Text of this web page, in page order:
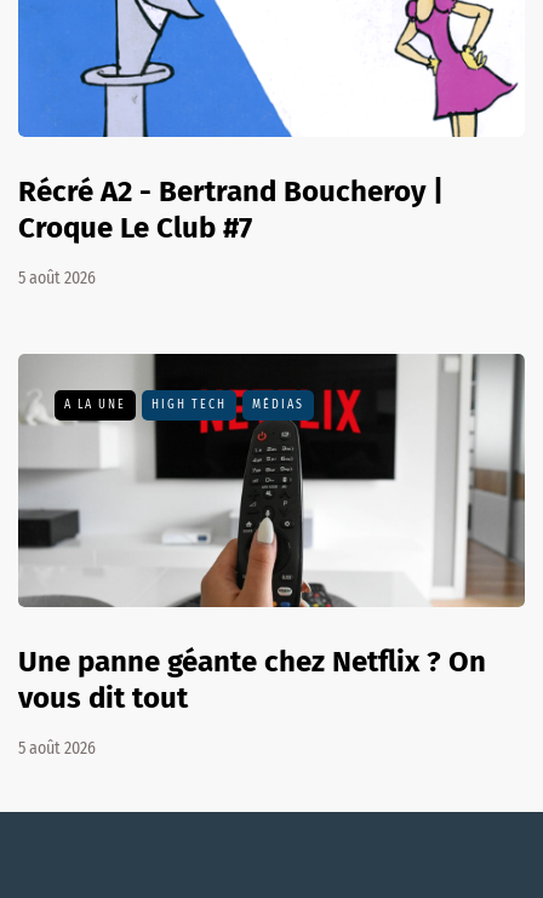
Récré A2 - Bertrand Boucheroy |
Croque Le Club #7
5 août 2026
A LA UNE HIGH TECH MÉDIAS
Une panne géante chez Netflix ? On
vous dit tout
5 août 2026